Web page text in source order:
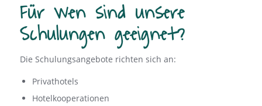
Für wen sind unsere
Schulungen geeignet?
Die Schulungsangebote richten sich an:
Privathotels
Hotelkooperationen